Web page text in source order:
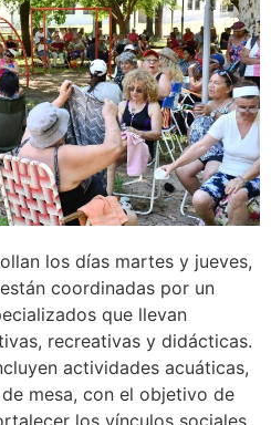
los días martes y jueves,
coordinadas por un
que llevan
recreativas y didácticas.
actividades acuáticas,
mesa, con el objetivo de